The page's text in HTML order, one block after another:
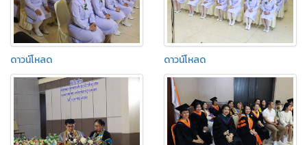
ดาวน์โหลด ดาวน์โหลด